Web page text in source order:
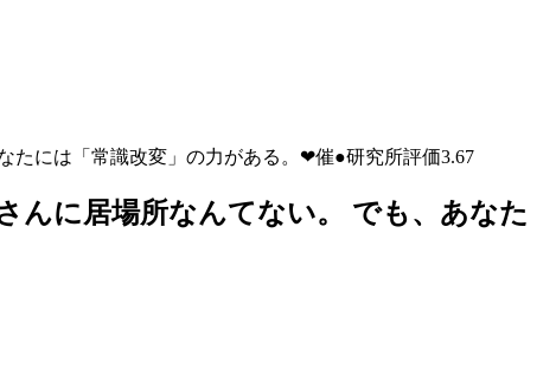
たには「常識改変」の力がある。❤催●研究所評価3.67
んに居場所なんてない。 でも、あなた